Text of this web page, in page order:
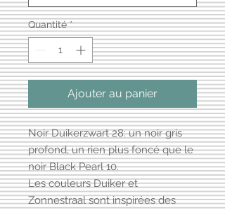
Quantité *
Ajouter au panier
Noir Duikerzwart 28: un noir gris
profond, un rien plus foncé que le
noir Black Pearl 10.
Les couleurs Duiker et
Zonnestraal sont inspirées des